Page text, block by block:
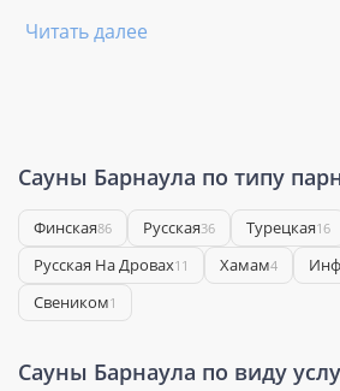
Читать далее
Сауны Барнаула по типу
Финская86 Русская36 Турецкая16
Русская На Дровах11 Хамам4
Свеником1
Сауны Барнаула по виду